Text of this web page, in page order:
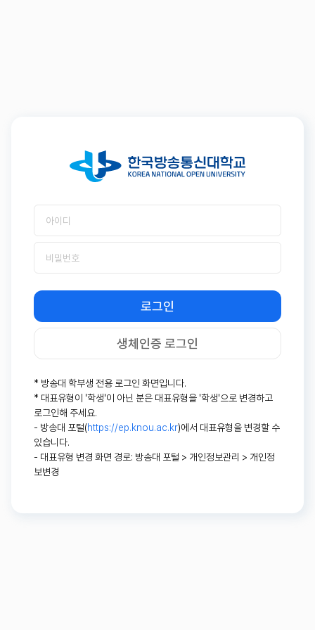
아이디
비밀번호
로그인
생체인증 로그인
* 방송대 학부생 전용 로그인 화면입니다.
* 대표유형이 '학생'이 아닌 분은 대표유형을 '학생'으로 변경하고
로그인해 주세요.
- 방송대 포털(https://ep.knou.ac.kr)에서 대표유형을 변경할 수
있습니다.
- 대표유형 변경 화면 경로: 방송대 포털 > 개인정보관리 > 개인정
보변경